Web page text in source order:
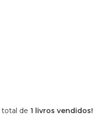
total de 1 livros vendidos!